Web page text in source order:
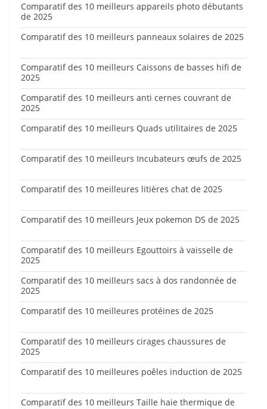
Comparatif des 10 meilleurs appareils photo débutants
de 2025
Comparatif des 10 meilleurs panneaux solaires de 2025
Comparatif des 10 meilleurs Caissons de basses hifi de
2025
Comparatif des 10 meilleurs anti cernes couvrant de
2025
Comparatif des 10 meilleurs Quads utilitaires de 2025
Comparatif des 10 meilleurs Incubateurs œufs de 2025
Comparatif des 10 meilleures litières chat de 2025
Comparatif des 10 meilleurs Jeux pokemon DS de 2025
Comparatif des 10 meilleurs Egouttoirs à vaisselle de
2025
Comparatif des 10 meilleurs sacs à dos randonnée de
2025
Comparatif des 10 meilleures protéines de 2025
Comparatif des 10 meilleurs cirages chaussures de
2025
Comparatif des 10 meilleures poêles induction de 2025
Comparatif des 10 meilleurs Taille haie thermique de